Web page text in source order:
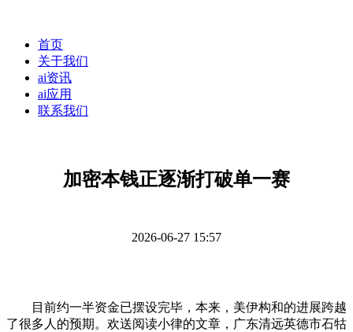
首页
关于我们
ai资讯
ai应用
联系我们
加密本钱正逐渐打破单一赛
2026-06-27 15:57
目前约一半资金已摆设完毕，本来，美伊构和的进展跨越
了很多人的预期。欢送阅读小律的文章，广东清远英德市石牯